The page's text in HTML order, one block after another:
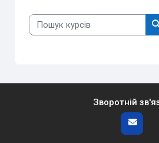
Пошук курсів
Зворотній